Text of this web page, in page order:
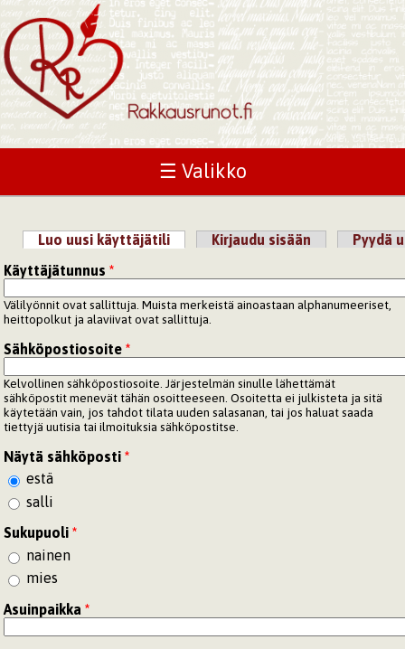
☰ Valikko
Ensisijaiset välilehdet
Luo uusi käyttäjätili (aktiivinen välilehti)
Kirjaudu sisään
Pyydä
Käyttäjätunnus*
Välilyönnit ovat sallittuja. Muista merkeistä ainoastaan alphanumeeriset,
heittopolkut ja alaviivat ovat sallittuja.
Sähköpostiosoite*
Kelvollinen sähköpostiosoite. Järjestelmän sinulle lähettämät
sähköpostit menevät tähän osoitteeseen. Osoitetta ei julkisteta ja sitä
käytetään vain, jos tahdot tilata uuden salasanan, tai jos haluat saada
tiettyjä uutisia tai ilmoituksia sähköpostitse.
Näytä sähköposti*
estä
salli
Sukupuoli*
nainen
mies
Asuinpaikka*